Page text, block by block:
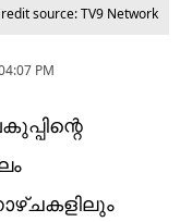
source: TV9 Network
PM